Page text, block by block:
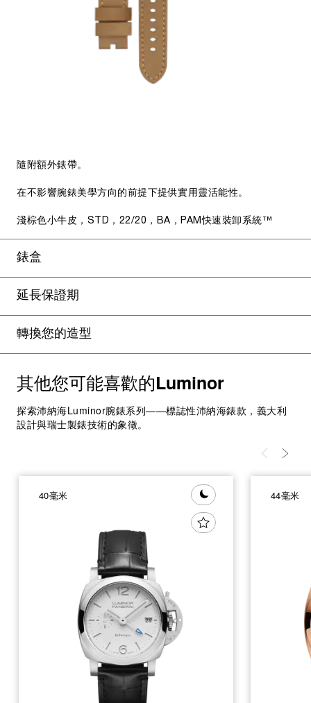
隨附額外錶帶。
在不影響腕錶美學方向的前提下提供實用靈活能性。
淺棕色小牛皮，STD，22/20，BA，PAM快速裝卸系統™
錶盒
延長保證期
轉換您的造型
其他您可能喜歡的Luminor
探索沛納海Luminor腕錶系列——標誌性沛納海錶款，義大利
設計與瑞士製錶技術的象徵。
40毫米 44毫米